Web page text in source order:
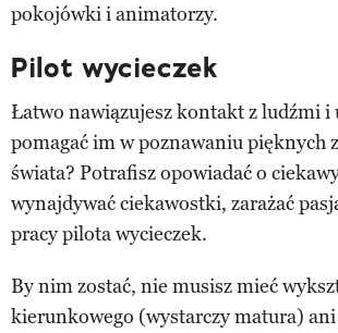
pokojówki i animatorzy.
Pilot wycieczek
Łatwo nawiązujesz kontakt z ludźmi i
pomagać im w poznawaniu pięknych
świata? Potrafisz opowiadać o
wynajdywać ciekawostki, zarażać
pracy pilota wycieczek.
By nim zostać, nie musisz mieć
kierunkowego (wystarczy matura) ani